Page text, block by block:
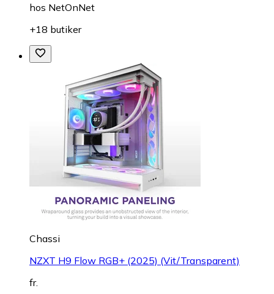
hos NetOnNet
+18 butiker
Chassi
NZXT H9 Flow RGB+ (2025) (Vit/Transparent)
fr.